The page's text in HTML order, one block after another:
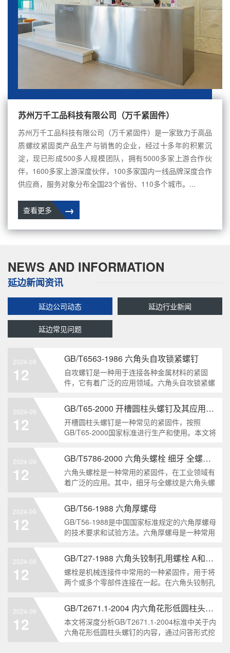
苏州万千工品科技有限公司（万千紧固件）
苏州万千工品科技有限公司（万千紧固件）是一家致力于高品
质螺纹紧固类产品生产与销售的企业，经过十多年的积累沉
淀，现已形成500多人规模团队，拥有5000多家上游合作伙
伴，1600多家上游深度伙伴，100多家国内一线品牌深度合作
供应商，服务对象分布全国23个省份、110多个城市。...
→
查看更多
NEWS AND INFORMATION
延边新闻资讯
延边公司动态 延边行业新闻
延边常见问题
2024-09
12
GB/T6563-1986 六角头自攻锁紧螺钉
自攻螺钉是一种用于连接各种金属材料的紧固
件，它有着广泛的应用领域。六角头自攻锁紧螺
标准。本文将深度分析这种螺钉的特点、应用以
及制造要求等相关知识点，为读者提供全面的了
解。1. 六角头自
2024-09
12
GB/T65-2000 开槽圆柱头螺钉及其应用领域
开槽圆柱头螺钉是一种常见的紧固件，按照
GB/T65-2000国家标准进行生产和使用。本文将
领域，帮助读者更好地了解和应用该种螺钉。什
么是GB/T65-2000 开槽圆柱头螺钉？GB/T65-
200
2024-09
12
GB/T5786-2000 六角头螺栓 细牙 全螺纹——工业重要性和特点
六角头螺栓是一种常用的紧固件，在工业领域有
着广泛的应用。其中，细牙与全螺纹是六角头螺
两个方面，对GB/T5786-2000标准下的六角头螺
栓 细牙 全螺纹进行深度分析和知识挖掘。什么
是GB/T57
2024-09
12
GB/T56-1988 六角厚螺母
GB/T56-1988是中国国家标准规定的六角厚螺母
的技术要求和试验方法。六角厚螺母是一种常用
用于需要更大的力矩和耐久性的紧固装配。六角
厚螺母的材料和制造工艺六角厚螺母通常由低碳
钢、中碳钢或合金钢
2024-09
12
GB/T27-1988 六角头铰制孔用螺栓 A和B级
螺栓是机械连接件中常用的一种紧固件，用于将
两个或多个零部件连接在一起。在六角头铰制孔
级和B级两种。下面我们来分析一下这两种级别
的螺栓有哪些区别。1. A级和B级的定义和标准
有什么不同?A级和B级是
2024-09
12
GB/T2671.1-2004 内六角花形低圆柱头螺钉
本文将深度分析GB/T2671.1-2004标准中关于内
六角花形低圆柱头螺钉的内容，通过问答形式挖